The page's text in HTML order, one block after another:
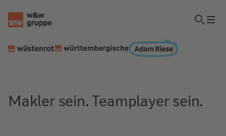
Makler sein. Teamplayer sein.